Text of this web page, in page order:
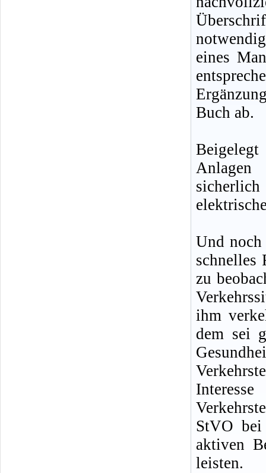
eines
Buch ab.
Anlagen
Und
schnelles
zu
ihm
dem sei
StVO
aktiven
leisten.